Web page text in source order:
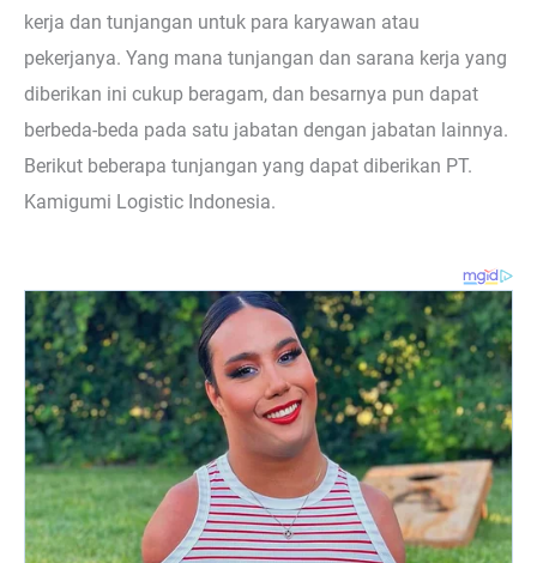
kerja dan tunjangan untuk para karyawan atau
pekerjanya. Yang mana tunjangan dan sarana kerja yang
diberikan ini cukup beragam, dan besarnya pun dapat
berbeda-beda pada satu jabatan dengan jabatan lainnya.
Berikut beberapa tunjangan yang dapat diberikan PT.
Kamigumi Logistic Indonesia.